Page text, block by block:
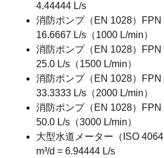
4.44444 L/s
消防ポンプ（EN 1028）FPN
16.6667 L/s（1000 L/min）
消防ポンプ（EN 1028）FPN
25.0 L/s（1500 L/min）
消防ポンプ（EN 1028）FPN
33.3333 L/s（2000 L/min）
消防ポンプ（EN 1028）FPN
50.0 L/s（3000 L/min）
大型水道メーター（ISO
m³/d = 6.94444 L/s